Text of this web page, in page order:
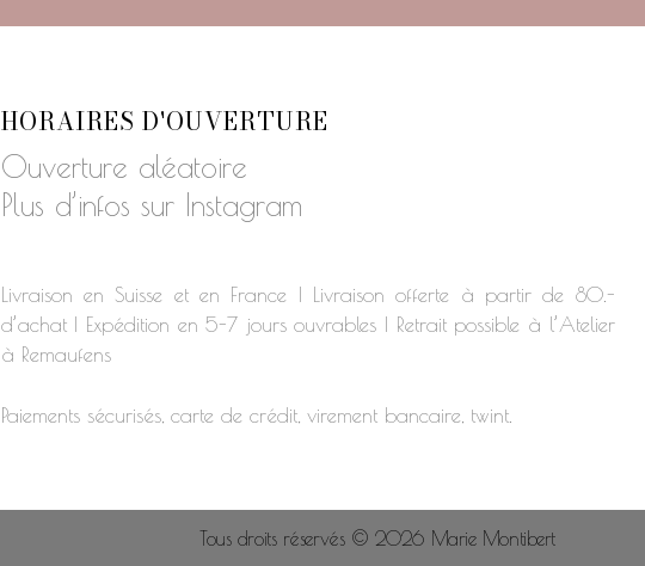
HORAIRES D'OUVERTURE
Ouverture aléatoire
Plus d’infos sur Instagram
Livraison en Suisse et en France | Livraison offerte à partir de 80.-
d’achat | Expédition en 5-7 jours ouvrables | Retrait possible à l’Atelier
à Remaufens
Paiements sécurisés, carte de crédit, virement bancaire, twint.
Tous droits réservés © 2026 Marie Montibert